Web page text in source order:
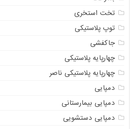
تخت استخری
توپ پلاستیکی
جاکفشی
چهارپایه پلاستیکی
چهارپایه پلاستیکی ناصر
دمپایی
دمپایی بیمارستانی
دمپایی دستشویی